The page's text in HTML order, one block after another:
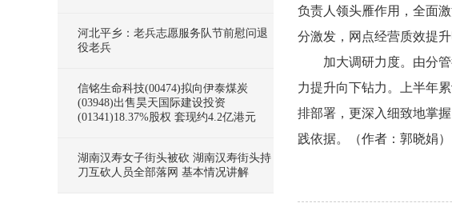
河北平乡：老兵志愿服务队节前慰问退
役老兵
信铭生命科技(00474)拟向伊泰煤炭
(03948)出售昊天国际建设投资
(01341)18.37%股权 套现约4.2亿港元
湖南汉寿女子街头被砍 湖南汉寿街头持
刀互砍人员全部落网 基本情况讲解
负责人领头雁作用，全面
分激发，网点经营质效提
加大调研力度。由分
力提升向下钻力。上半年
排部署，更深入细致地掌
践依据。（作者：郭晓娟）